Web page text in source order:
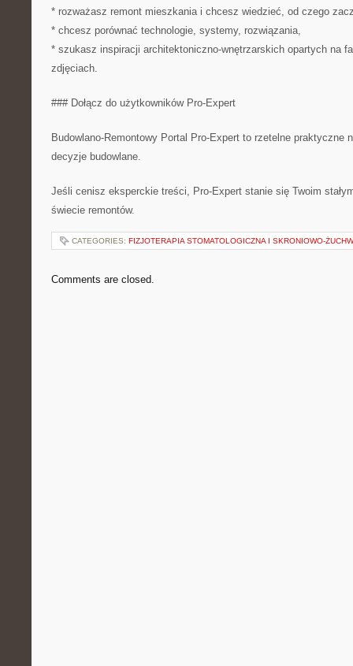
* rozważasz remont mieszkania i chcesz wiedzieć, od czego
* chcesz porównać technologie, systemy, rozwiązania,
* szukasz inspiracji architektoniczno-wnętrzarskich opartych na
zdjęciach.
### Dołącz do użytkowników Pro-Expert
Budowlano-Remontowy Portal Pro-Expert to rzetelne praktyczne
decyzje budowlane.
Jeśli cenisz eksperckie treści, Pro-Expert stanie się Twoim
świecie remontów.
CATEGORIES: FIZJOTERAPIA STOMATOLOGICZNA I SKRONIOWO-
Comments are closed.